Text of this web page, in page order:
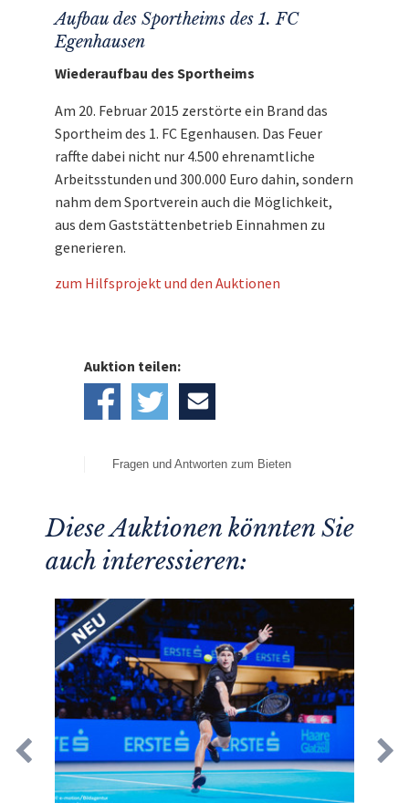
Aufbau des Sportheims des 1. FC
Egenhausen
Wiederaufbau des Sportheims
Am 20. Februar 2015 zerstörte ein Brand das
Sportheim des 1. FC Egenhausen. Das Feuer
raffte dabei nicht nur 4.500 ehrenamtliche
Arbeitsstunden und 300.000 Euro dahin, sondern
nahm dem Sportverein auch die Möglichkeit,
aus dem Gaststättenbetrieb Einnahmen zu
generieren.
zum Hilfsprojekt und den Auktionen
Auktion teilen:
Fragen und Antworten zum Bieten
Diese Auktionen könnten Sie
auch interessieren: